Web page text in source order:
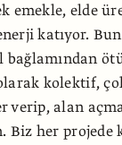
emekle, elde
katıyor.
bağlamından
kolektif,
verip, alan
Biz her projede